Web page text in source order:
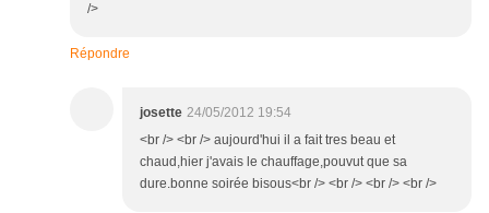
/>
Répondre
josette 24/05/2012 19:54
<br /> <br /> aujourd'hui il a fait tres beau et
chaud,hier j'avais le chauffage,pouvut que sa
dure.bonne soirée bisous<br /> <br /> <br /> <br />